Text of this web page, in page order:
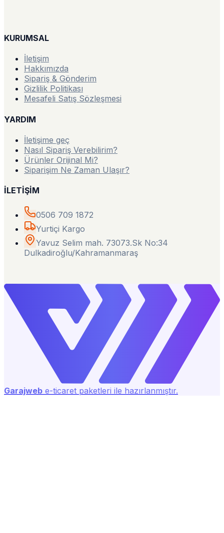
KURUMSAL
İletişim
Hakkımızda
Sipariş & Gönderim
Gizlilik Politikası
Mesafeli Satış Sözleşmesi
YARDIM
İletişime geç
Nasıl Sipariş Verebilirim?
Ürünler Orijinal Mi?
Siparişim Ne Zaman Ulaşır?
İLETİŞİM
0506 709 1872
Yurtiçi Kargo
Yavuz Selim mah. 73073.Sk No:34
Dulkadiroğlu/Kahramanmaraş
Garajweb e-ticaret paketleri ile hazırlanmıştır.